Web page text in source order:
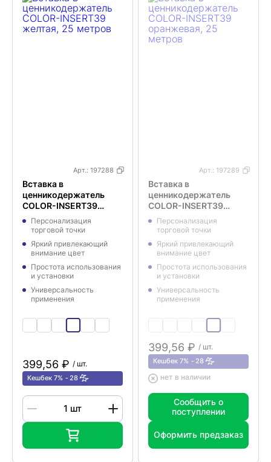
Арт.: 197288
Вставка в
ценникодержатель
COLOR-INSERT39
желтая, 25 метров
Персонализация
торговой точки
Яркий привлекающий
внимание цвет
Простота использования
и установки
Универсальность
применения
399,56 ₽ / шт.
Кешбек 7% 28
Арт.: 197289
Вставка в
ценникодержатель
COLOR-INSERT39
оранжевая, 25 метров
Персонализация
торговой точки
Яркий привлекающий
внимание цвет
Простота использования
и установки
Универсальность
применения
399,56 ₽ / шт.
Кешбек 7% 28
нет в наличии
Сообщить о
поступлении
Оформить предзаказ